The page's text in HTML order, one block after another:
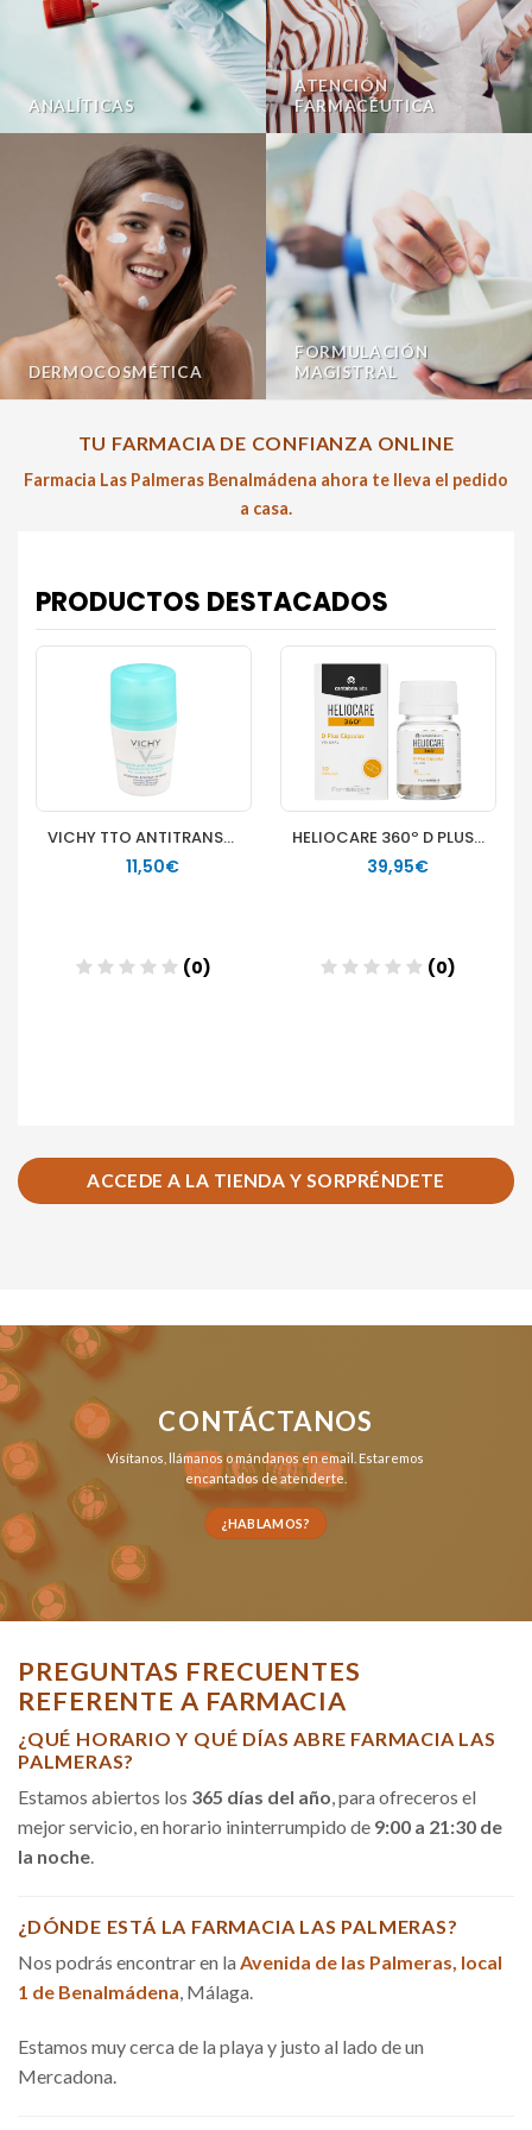
ANALÍTICAS
ATENCIÓN
FARMACÉUTICA
DERMOCOSMÉTICA
FORMULACIÓN
MAGISTRAL
TU FARMACIA DE CONFIANZA ONLINE
Farmacia Las Palmeras Benalmádena ahora te lleva el pedido
a casa.
ACCEDE A LA TIENDA Y SORPRÉNDETE
CONTÁCTANOS
Visítanos, llámanosomándanos en email . Estaremos
encantados de atenderte.
¿HABLAMOS?
PREGUNTAS FRECUENTES
REFERENTE A FARMACIA
¿QUÉ HORARIO Y QUÉ DÍAS ABRE FARMACIA LAS
PALMERAS?
Estamos abiertos los 365 días del año, para ofreceros el
mejor servicio, en horario ininterrumpido de 9:00 a 21:30 de
la noche.
¿DÓNDE ESTÁ LA FARMACIA LAS PALMERAS?
Nos podrás encontrar en la Avenida de las Palmeras, local
1 de Benalmádena, Málaga.
Estamos muy cerca de la playa y justo al lado de un
Mercadona.